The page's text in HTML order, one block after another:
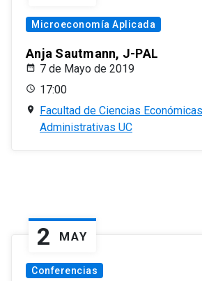
Microeconomía Aplicada
Anja Sautmann, J-PAL
7 de Mayo de 2019
17:00
Facultad de Ciencias
Administrativas UC
2 MAY
Conferencias